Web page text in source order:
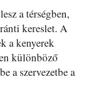
a térségben,
kereslet. A
a kenyerek
különböző
a szervezetbe a